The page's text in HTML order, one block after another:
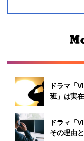
ドラマ「
班」は実
ドラマ「
その理由